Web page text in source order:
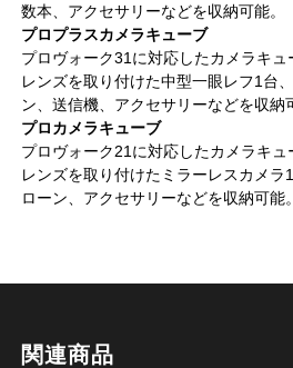
数本、アクセサリーなどを収納可能。
プロプラスカメラキューブ
プロヴォーク31に対応したカメラキュ
レンズを取り付けた中型一眼レフ1台
ン、送信機、アクセサリーなどを収納
プロカメラキューブ
プロヴォーク21に対応したカメラキュ
レンズを取り付けたミラーレスカメラ
ローン、アクセサリーなどを収納可能。
関連商品